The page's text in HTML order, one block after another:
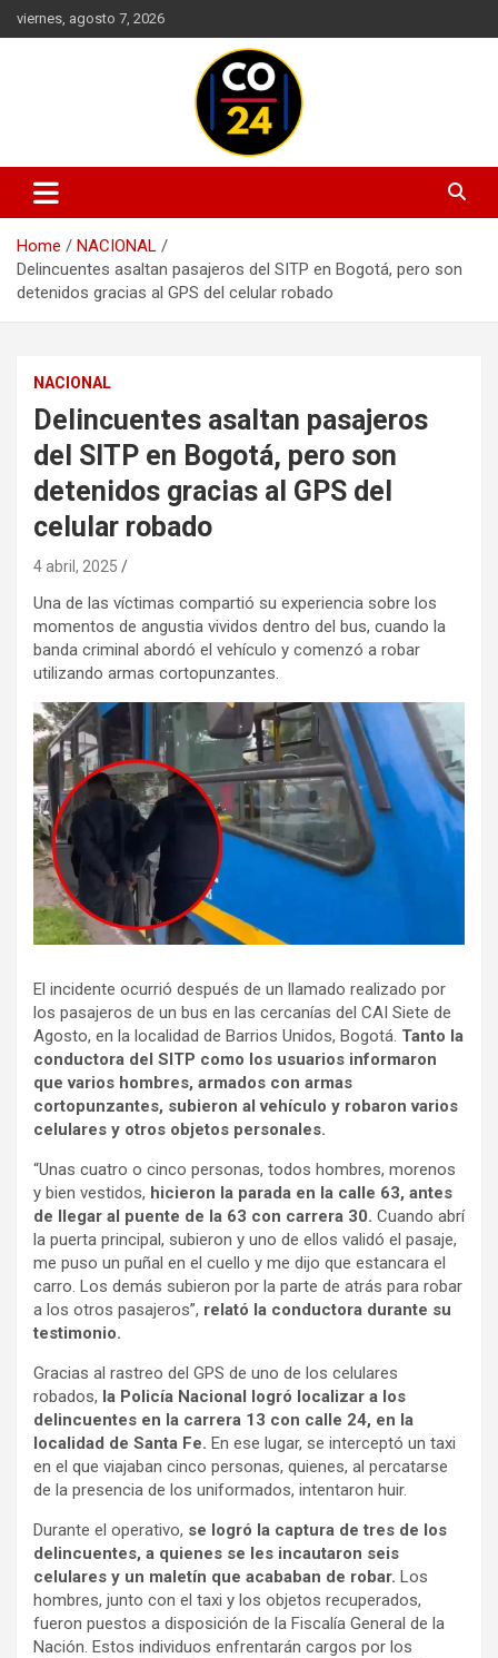
Skip
to
viernes, agosto 7, 2026
Noticias Colombia 24 Horas |
Últimas Noticias de Colombia y
el Mundo
Mantente informado con las últimas actualizaciones en política,
economía, deportes, tecnología y más. Información confiable y
actualizada en un solo lugar.
Home
NACIONAL
Delincuentes asaltan pasajeros del SITP en Bogotá, pero son
detenidos gracias al GPS del celular robado
NACIONAL
Delincuentes asaltan pasajeros
del SITP en Bogotá, pero son
detenidos gracias al GPS del
celular robado
4 abril, 2025
Una de las víctimas compartió su experiencia sobre los
momentos de angustia vividos dentro del bus, cuando la
banda criminal abordó el vehículo y comenzó a robar
utilizando armas cortopunzantes.
El incidente ocurrió después de un llamado realizado por
los pasajeros de un bus en las cercanías del CAI Siete de
Agosto, en la localidad de Barrios Unidos, Bogotá. Tanto la
conductora del SITP como los usuarios informaron
que varios hombres, armados con armas
cortopunzantes, subieron al vehículo y robaron varios
celulares y otros objetos personales.
“Unas cuatro o cinco personas, todos hombres, morenos
y bien vestidos, hicieron la parada en la calle 63, antes
de llegar al puente de la 63 con carrera 30. Cuando abrí
la puerta principal, subieron y uno de ellos validó el pasaje,
me puso un puñal en el cuello y me dijo que estancara el
carro. Los demás subieron por la parte de atrás para robar
a los otros pasajeros”, relató la conductora durante su
testimonio.
Gracias al rastreo del GPS de uno de los celulares
robados, la Policía Nacional logró localizar a los
delincuentes en la carrera 13 con calle 24, en la
localidad de Santa Fe. En ese lugar, se interceptó un taxi
en el que viajaban cinco personas, quienes, al percatarse
de la presencia de los uniformados, intentaron huir.
Durante el operativo, se logró la captura de tres de los
delincuentes, a quienes se les incautaron seis
celulares y un maletín que acababan de robar. Los
hombres, junto con el taxi y los objetos recuperados,
fueron puestos a disposición de la Fiscalía General de la
Nación. Estos individuos enfrentarán cargos por los